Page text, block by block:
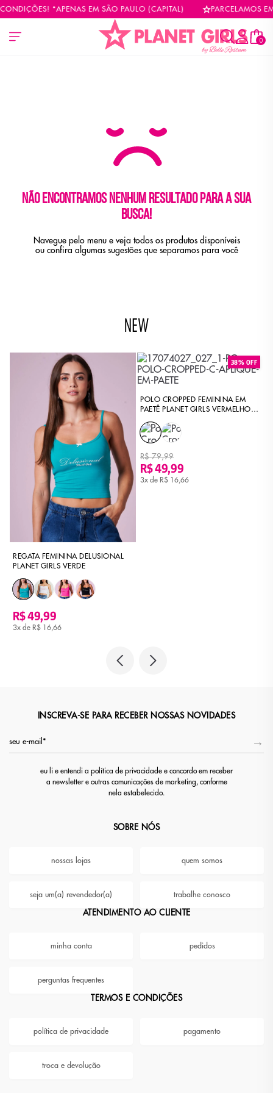
*APENAS EM SÃO PAULO (CAPITAL) PARCELAMOS EM
0
Não encontramos nenhum resultado para a sua
busca!
Navegue pelo menu e veja todos os produtos disponíveis
ou confira algumas sugestões que separamos para você
NEW
REGATA FEMININA DELUSIONAL
PLANET GIRLS VERDE
R$ 49,99
3x de R$ 16,66
38% OFF
POLO CROPPED FEMININA EM
PAETÊ PLANET GIRLS VERMELHO
R$ 79,99
R$ 49,99
3x de R$ 16,66
INSCREVA-SE PARA RECEBER NOSSAS NOVIDADES
eu li e entendi a política de privacidade e concordo em receber
a newsletter e outras comunicações de marketing, conforme
nela estabelecido.
SOBRE NÓS
nossas lojas quem somos
seja um(a) revendedor(a) trabalhe conosco
ATENDIMENTO AO CLIENTE
minha conta pedidos
perguntas frequentes
TERMOS E CONDIÇÕES
política de privacidade pagamento
troca e devolução